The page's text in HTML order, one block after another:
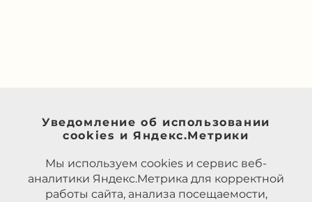
Уведомление об использовании
cookies и Яндекс.Метрики
Мы используем cookies и сервис веб-
аналитики Яндекс.Метрика для корректной
работы сайта, анализа посещаемости,